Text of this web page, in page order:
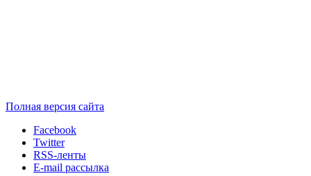
Полная версия сайта
Facebook
Twitter
RSS-ленты
E-mail рассылка